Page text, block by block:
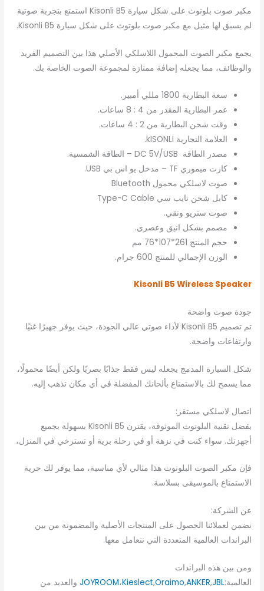
مكبر صوت بلوتوث على شكل سيارة Kisonli B5 استمتع بتجربة صوتية
لم يسبق لها مثيل مع مكبر صوت بلوتوث على شكل سيارة Kisonli B5.
يجمع مكبر الصوت المحمول اللاسلكي الأصلي هذا بين التصميم الفريد
والوظائف، مما يجعله إضافة ممتازة لمجموعة الصوت الخاصة بك.
سعة البطارية 1800 مللي أمبير.
عمر البطارية المقدر من 4 : 8 ساعات.
وقت شحن البطارية من 2 : 4 ساعات.
العلامة التجارية kISONLI.
مصدر الطاقة DC 5V/USB – الطاقة الشمسية.
كارت ميموري TF – مدخل يو اس بي USB.
صوت لاسلكي محمول Bluetooth
كابل شحن تايب سي Type-C Cable
صوت ستريو ونقي.
مصمم بشكل انيق وعصري.
حجم المنتج 261*107*76 مم
الوزن الإجمالي للمنتج 600 جرام.
Kisonli B5 Wireless Speaker
جودة صوت واضحة
تم تصميم Kisonli B5 لأداء صوتي عالي الجودة، حيث يوفر جهيرًا غنيًا
وارتفاعات واضحة.
شكل السيارة المدمج يجعله ليس فقط جذابًا بصريًا ولكن أيضًا محمولًا،
مما يسمح لك بالاستمتاع بألحانك المفضلة في أي مكان تذهب إليه.
اتصال لاسلكي مستقر:
بفضل تقنية البلوتوث الموثوقة، يقترن Kisonli B5 بسهولة بجميع
أجهزتك. سواء كنت في نزهة أو في رحلة برية أو تسترخي في المنزل،
فإن مكبر الصوت البلوتوث هذا مثالي لأي مناسبة، مما يوفر لك حرية
الاستمتاع بالموسيقى بسلاسة.
عن الشركة:
نضمن لعملائنا الحصول على المنتجات الأصلية والمضمونة من بين
البراندات العالمية المتعددة التي نتعامل معها.
ومن بين هذه البراندات
العالمية:
JOYROOM،Kieslect,Oraimo,ANKER,JBL
والعديد من